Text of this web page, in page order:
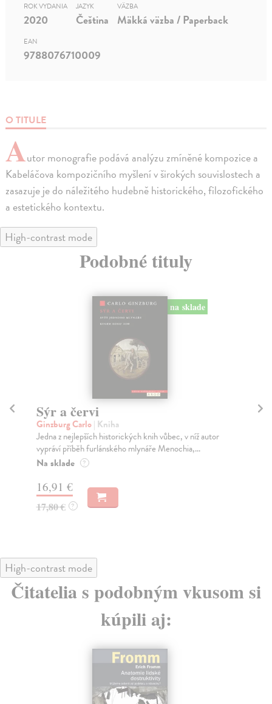
O TITULE
Autor monografie podává analýzu zmíněné kompozice a
Kabeláčova kompozičního myšlení v širokých souvislostech a
zasazuje je do náležitého hudebně historického, filozofického
a estetického kontextu.
ROK VYDANIA
2020
JAZYK
Čeština
VÄZBA
Mäkká väzba / Paperback
EAN
9788076710009
High-contrast mode
Podobné tituly
na sklade
Japonská mysl
Davies Roger M. | Kniha
V knize Japonská mysl nabízí autoři západním čtenářům
zasvěceného průvodce, který jim pomůže pochopi...
Na sklade ?
15,49 €
16,30 € ?
High-contrast mode
Čitatelia s podobným vkusom si
kúpili aj:
E-KNIHA